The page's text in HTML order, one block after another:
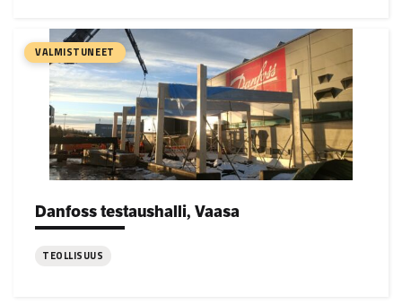
Baltic,
Pietarsaari
VALMISTUNEET
Danfoss testaushalli, Vaasa
Project types:
TEOLLISUUS